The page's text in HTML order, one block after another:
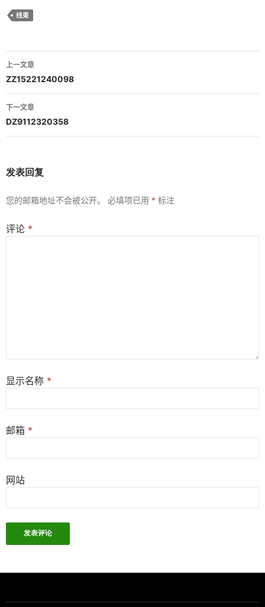
线束
文
章
导
航
上一文章
ZZ15221240098
下一文章
DZ9112320358
发表回复
您的邮箱地址不会被公开。 必填项已用 * 标注
评论 *
显示名称 *
邮箱 *
网站